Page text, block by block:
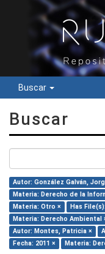
Buscar
Buscar
Autor: González Galván,
Materia: Derecho de la
Materia: Otro ×
Has
Materia: Derecho Ambiental
Autor: Montes, Patricia ×
Fecha: 2011 ×
Materia: